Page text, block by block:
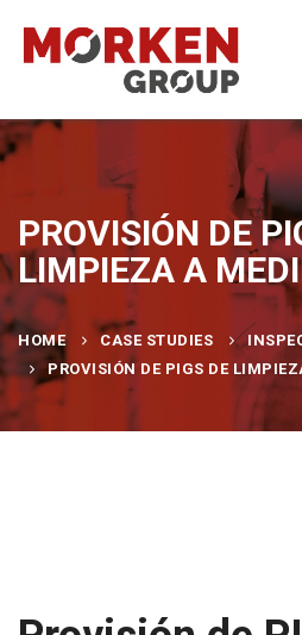
PROVISIÓN DE
LIMPIEZA A
HOME CASE STUDIES
PROVISIÓN DE PIGS DE